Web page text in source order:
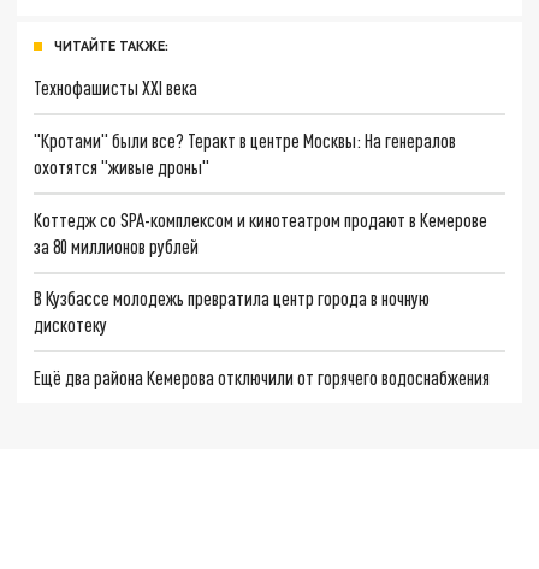
ЧИТАЙТЕ ТАКЖЕ:
Технофашисты XXI века
"Кротами" были все? Теракт в центре Москвы: На генералов
охотятся "живые дроны"
Коттедж со SPA-комплексом и кинотеатром продают в Кемерове
за 80 миллионов рублей
В Кузбассе молодежь превратила центр города в ночную
дискотеку
Ещё два района Кемерова отключили от горячего водоснабжения